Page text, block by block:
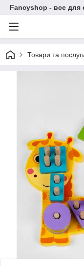
Fancyshop - все для
Товари та